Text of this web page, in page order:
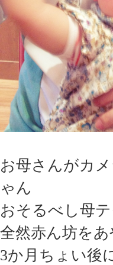
お母さんがカ
ゃん
おそるべし母テ
全然赤ん坊を
3か月ちょい後